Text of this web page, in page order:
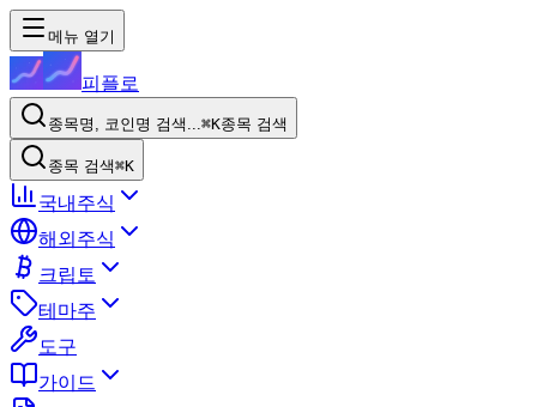
메뉴 열기
피플로
종목명, 코인명 검색...⌘K종목 검색
종목 검색⌘K
국내주식
해외주식
크립토
테마주
도구
가이드